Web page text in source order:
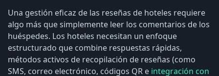
Una gestión eficaz de las reseñas de hoteles requiere
algo más que simplemente leer los comentarios de los
huéspedes. Los hoteles necesitan un enfoque
estructurado que combine respuestas rápidas,
métodos activos de recopilación de reseñas (como
SMS, correo electrónico, códigos QR e integración con